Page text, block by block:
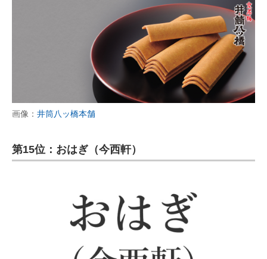
画像： 井筒八ッ橋本舗
第15位：おはぎ（今西軒）